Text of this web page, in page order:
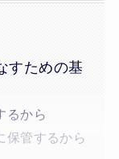
すための基
るから
保管するから